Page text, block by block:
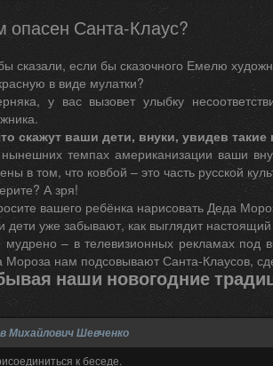
опасен Санта-Клаус?
сказали, если бы сказочного Емелю
в виде мулатки?
у вас вызовет улыбку
скажут ваши дети, внуки, увидев такие
темпах американизации ваши
в том, что ковбой – это часть русской
А зря!
вашего ребёнка нарисовать Деда
дети уже забывают, как выглядит
– в телевизионных рекламах под
Мороза нам подсовывают Санта-Клаусов,
наши новогодние
Михайлович Шевченко
к беседе.